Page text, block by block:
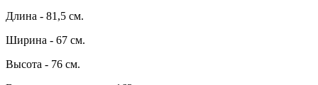
Длина - 81,5 см.
Ширина - 67 см.
Высота - 76 см.